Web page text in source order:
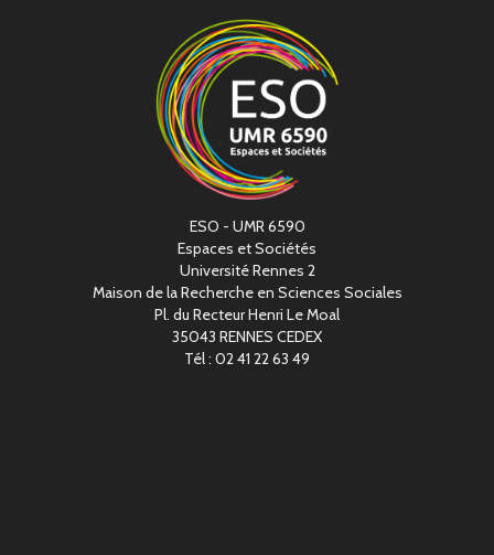
ESO - UMR 6590
Espaces et Sociétés
Université Rennes 2
Maison de la Recherche en Sciences Sociales
Pl. du Recteur Henri Le Moal
35043 RENNES CEDEX
Tél : 02 41 22 63 49